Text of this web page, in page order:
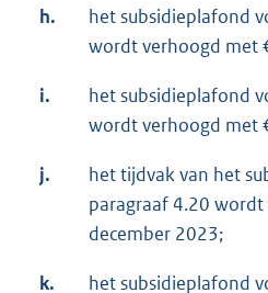
h.
het subsidieplafond
wordt verhoogd met
i.
het subsidieplafond
wordt verhoogd met
j.
het tijdvak van het
paragraaf 4.20
december 2023;
k.
het subsidieplafond